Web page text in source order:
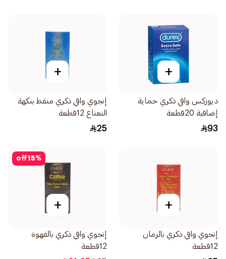
+
ديوركس واقي ذكري حماية
إضافية 20قطعة
93
+
إنجوي واقي ذكري منقط بنكهة
النعناع 12قطعة
25
+
إنجوي واقي ذكري بالرمان
12قطعة
15%
off
+
إنجوي واقي ذكري بالقهوة
12قطعة